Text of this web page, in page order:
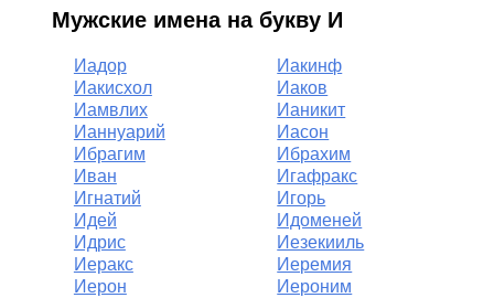
Мужские имена на букву И
Иадор
Иакинф
Иакисхол
Иаков
Иамвлих
Ианикит
Ианнуарий
Иасон
Ибрагим
Ибрахим
Иван
Игафракс
Игнатий
Игорь
Идей
Идоменей
Идрис
Иезекииль
Иеракс
Иеремия
Иерон
Иероним